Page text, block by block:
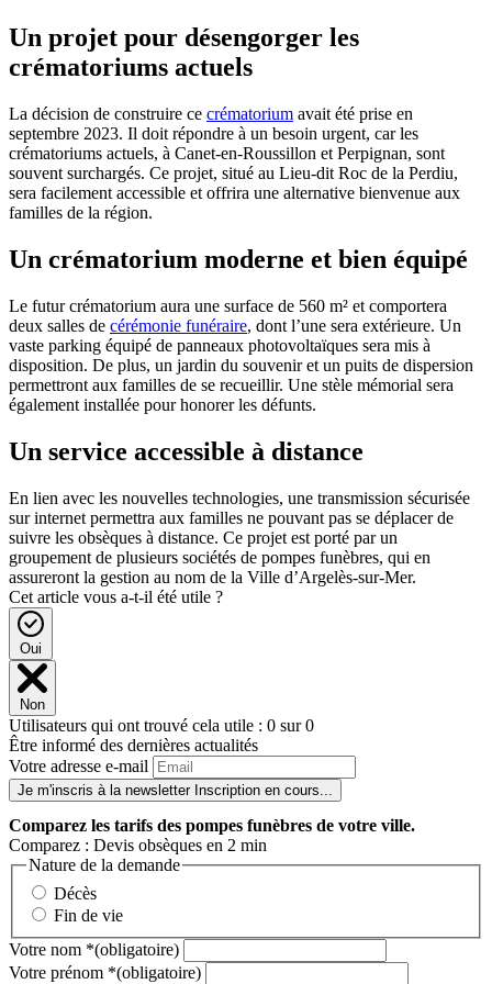
Un projet pour désengorger les
crématoriums actuels
La décision de construire ce crématorium avait été prise en
septembre 2023. Il doit répondre à un besoin urgent, car les
crématoriums actuels, à Canet-en-Roussillon et Perpignan, sont
souvent surchargés. Ce projet, situé au Lieu-dit Roc de la Perdiu,
sera facilement accessible et offrira une alternative bienvenue aux
familles de la région.
Un crématorium moderne et bien équipé
Le futur crématorium aura une surface de 560 m² et comportera
deux salles de cérémonie funéraire, dont l’une sera extérieure. Un
vaste parking équipé de panneaux photovoltaïques sera mis à
disposition. De plus, un jardin du souvenir et un puits de dispersion
permettront aux familles de se recueillir. Une stèle mémorial sera
également installée pour honorer les défunts.
Un service accessible à distance
En lien avec les nouvelles technologies, une transmission sécurisée
sur internet permettra aux familles ne pouvant pas se déplacer de
suivre les obsèques à distance. Ce projet est porté par un
groupement de plusieurs sociétés de pompes funèbres, qui en
assureront la gestion au nom de la Ville d’Argelès-sur-Mer.
Cet article vous a-t-il été utile ?
Oui
Non
Utilisateurs qui ont trouvé cela utile : 0 sur 0
Être informé des dernières actualités
Votre adresse e-mail
Je m'inscris à la newsletter Inscription en cours...
Comparez les tarifs des pompes funèbres de votre ville.
Comparez : Devis obsèques en 2 min
Nature de la demande
Décès
Fin de vie
Votre nom *(obligatoire)
Votre prénom *(obligatoire)